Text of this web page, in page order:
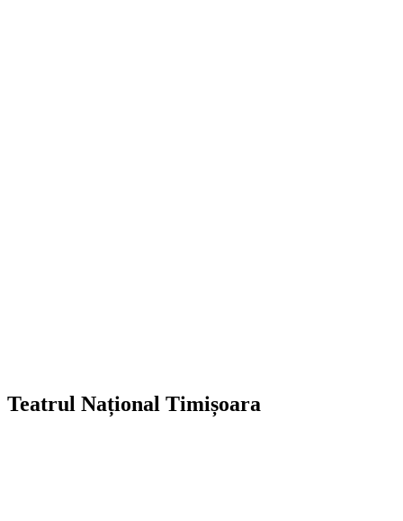
Teatrul Național Timișoara